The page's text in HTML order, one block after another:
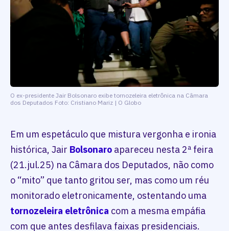
O ex-presidente Jair Bolsonaro exibe tornozeleira eletrônica na Câmara
dos Deputados Foto: Cristiano Mariz | O Globo
Em um espetáculo que mistura vergonha e ironia
histórica, Jair Bolsonaro apareceu nesta 2ª feira
(21.jul.25) na Câmara dos Deputados, não como
o “mito” que tanto gritou ser, mas como um réu
monitorado eletronicamente, ostentando uma
tornozeleira eletrônica com a mesma empáfia
com que antes desfilava faixas presidenciais.